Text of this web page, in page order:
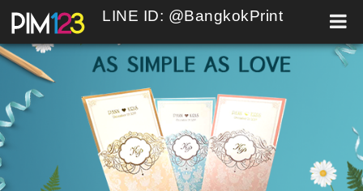
Skip
to
content
LINE ID: @BangkokPrint